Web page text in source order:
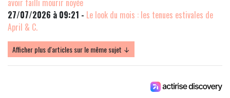
avoir failli mourir noyée
27/07/2026 à 09:21 - Le look du mois : les tenues estivales de
April & C.
Afficher plus d'articles sur le même sujet ↓